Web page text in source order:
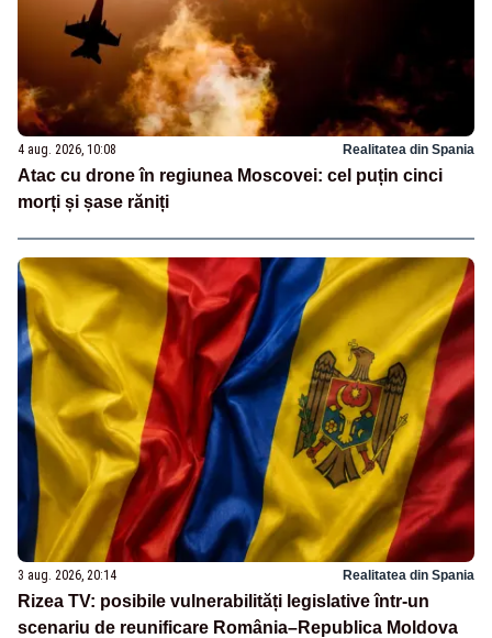
4 aug. 2026, 10:08 Realitatea din Spania
Atac cu drone în regiunea Moscovei: cel puțin cinci
morți și șase răniți
3 aug. 2026, 20:14 Realitatea din Spania
Rizea TV: posibile vulnerabilități legislative într-un
scenariu de reunificare România–Republica Moldova